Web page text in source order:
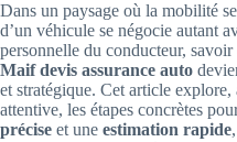
Dans un paysage où la mobilité
d’un véhicule se négocie autant
personnelle du conducteur,
Maif devis assurance auto
et stratégique. Cet article
attentive, les étapes concrètes
précise et une estimation rapide